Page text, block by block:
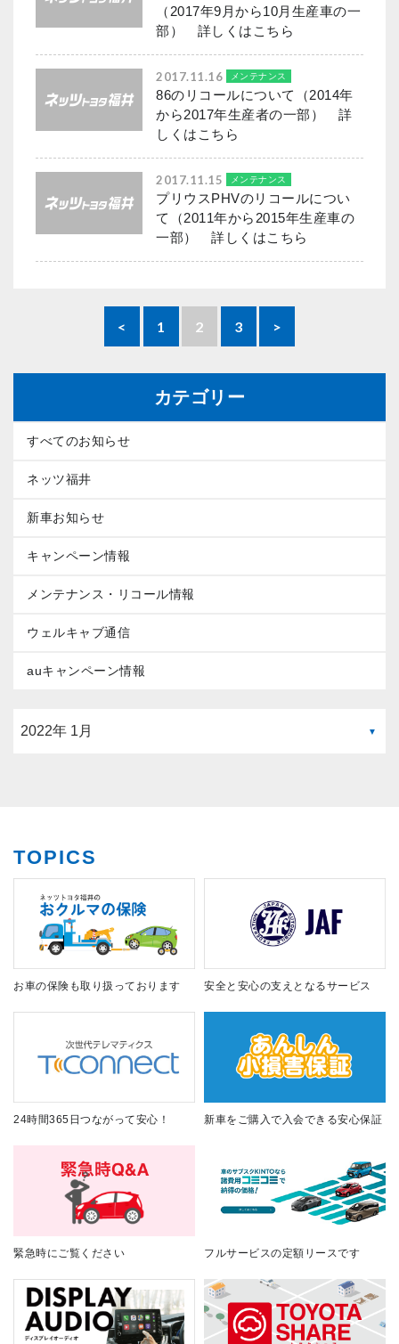
（2017年9月から10月生産車の一
部） 詳しくはこちら
2017.11.16 メンテナンス
86のリコールについて（2014年
から2017年生産者の一部） 詳
しくはこちら
2017.11.15 メンテナンス
プリウスPHVのリコールについ
て（2011年から2015年生産車の
一部） 詳しくはこちら
< 1 2 3 >
カテゴリー
すべてのお知らせ
ネッツ福井
新車お知らせ
キャンペーン情報
メンテナンス・リコール情報
ウェルキャブ通信
auキャンペーン情報
TOPICS
お車の保険も取り扱っております 安全と安心の支えとなるサービス
24時間365日つながって安心！ 新車をご購入で入会できる安心保証
緊急時にご覧ください フルサービスの定額リースです